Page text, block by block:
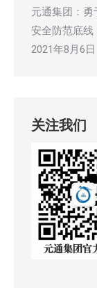
元通集团：
安全防范底线
2021年8月6日
关注我们